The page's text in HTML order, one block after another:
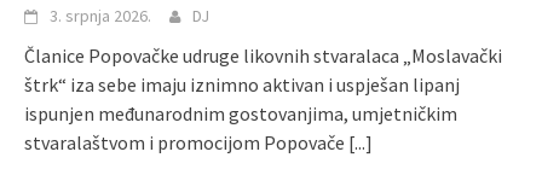
3. srpnja 2026. DJ
Članice Popovačke udruge likovnih stvaralaca „Moslavački
štrk“ iza sebe imaju iznimno aktivan i uspješan lipanj
ispunjen međunarodnim gostovanjima, umjetničkim
stvaralaštvom i promocijom Popovače [...]